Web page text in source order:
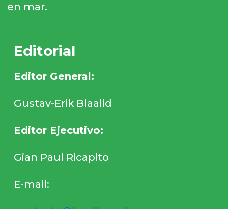
en mar.
Editorial
Editor General:
Gustav-Erik Blaalid
Editor Ejecutivo:
Gian Paul Ricapito
E-mail: